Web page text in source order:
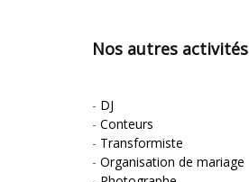
Nos autres activités
- DJ
- Conteurs
- Transformiste
- Organisation de mariage